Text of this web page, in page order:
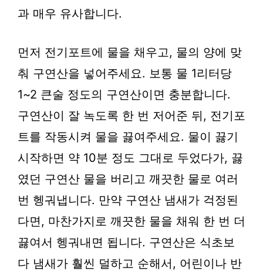
과 매우 유사합니다.
먼저 전기포트에 물을 채우고, 물의 양에 맞
춰 구연산을 넣어주세요. 보통 물 1리터당
1~2 큰술 정도의 구연산이면 충분합니다.
구연산이 잘 녹도록 한 번 저어준 뒤, 전기포
트를 작동시켜 물을 끓여주세요. 물이 끓기
시작하면 약 10분 정도 그대로 두었다가, 끓
였던 구연산 물을 버리고 깨끗한 물로 여러
번 헹궈냅니다. 만약 구연산 냄새가 걱정된
다면, 마찬가지로 깨끗한 물을 채워 한 번 더
끓여서 헹궈내면 됩니다. 구연산은 식초보
다 냄새가 훨씬 덜하고 순해서, 어린이나 반